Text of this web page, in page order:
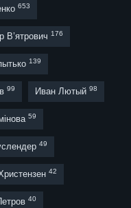
653
В’ятрович 176
139
99 Иван Лютый 98
59
49
42
40